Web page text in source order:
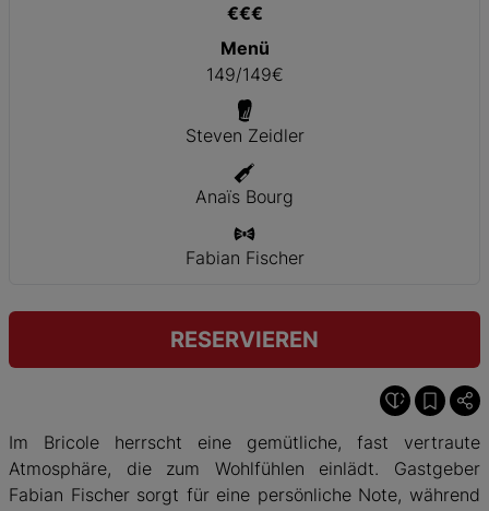
€€€
Menü
149/149€
Steven Zeidler
Anaïs Bourg
Fabian Fischer
RESERVIEREN
Im Bricole herrscht eine gemütliche, fast vertraute
Atmosphäre, die zum Wohlfühlen einlädt. Gastgeber
Fabian Fischer sorgt für eine persönliche Note, während